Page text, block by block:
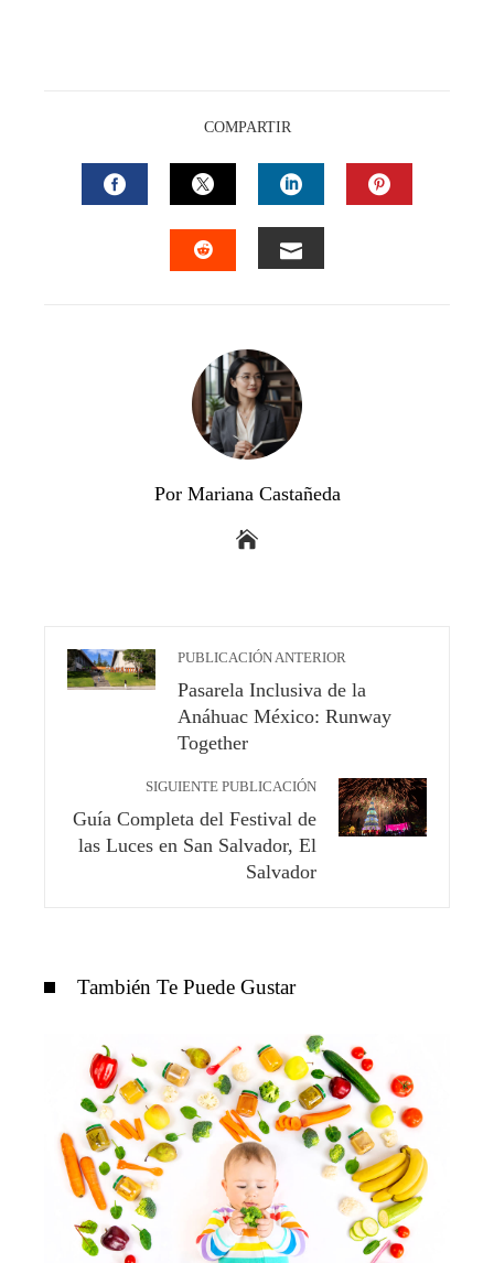
COMPARTIR
FACEBOOKTWITTERLINKEDIN
Por Mariana Castañeda
PUBLICACIÓN ANTERIOR
Pasarela Inclusiva de la
Anáhuac México: Runway
Together
SIGUIENTE PUBLICACIÓN
Guía Completa del Festival de
las Luces en San Salvador, El
Salvador
También Te Puede Gustar